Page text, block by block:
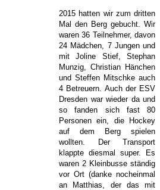
2015 hatten wir zum dritten
Mal den Berg gebucht. Wir
waren 36 Teilnehmer, davon
24 Mädchen, 7 Jungen und
mitJoline Stief, Stephan
Munzig, Christian Hänchen
und Steffen Mitschke auch
4 Betreuern. Auch der ESV
Dresden war wieder da und
so fanden sich fast 80
Personen ein, die Hockey
auf dem Berg spielen
wollten. Der Transport
klappte diesmal super. Es
waren 2 Kleinbusse ständig
vor Ort (danke nocheinmal
an Matthias, der das mit